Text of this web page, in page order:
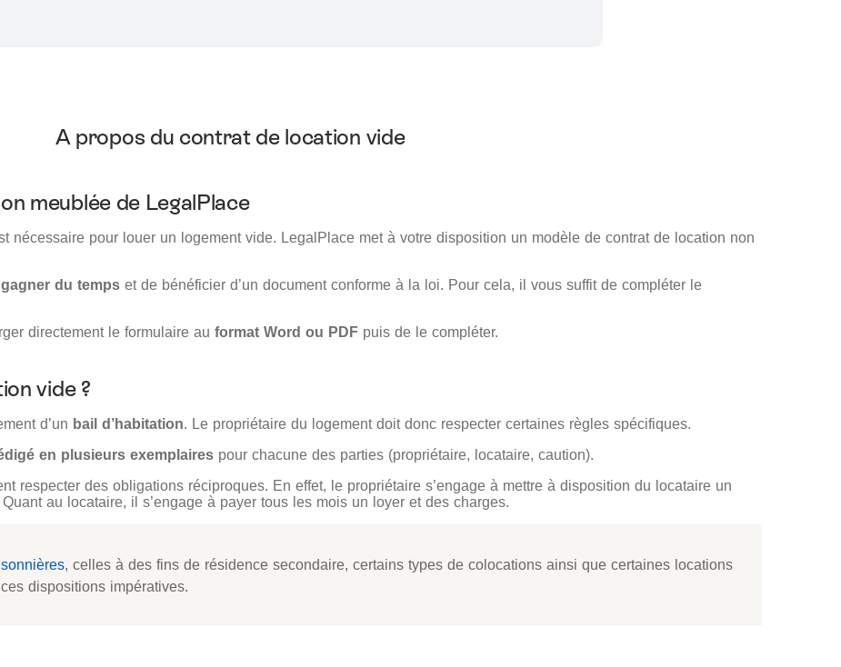
A propos du contrat de location vide
meublée de LegalPlace
nécessaire pour louer un logement vide. LegalPlace met à votre disposition un modèle de contrat de location non
gagner du temps et de bénéficier d’un document conforme à la loi. Pour cela, il vous suffit de compléter le
directement le formulaire au format Word ou PDF puis de le compléter.
vide ?
d’un bail d’habitation. Le propriétaire du logement doit donc respecter certaines règles spécifiques.
en plusieurs exemplaires pour chacune des parties (propriétaire, locataire, caution).
respecter des obligations réciproques. En effet, le propriétaire s’engage à mettre à disposition du locataire un
au locataire, il s’engage à payer tous les mois un loyer et des charges.
, celles à des fins de résidence secondaire, certains types de colocations ainsi que certaines locations
dispositions impératives.